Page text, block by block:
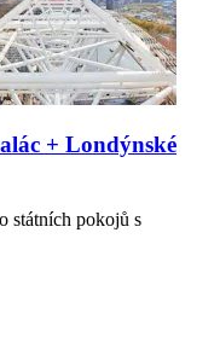
+ Londýnské
státních pokojů s